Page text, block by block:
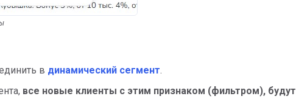
в динамический сегмент.
все новые клиенты с этим признаком (фильтром), будут